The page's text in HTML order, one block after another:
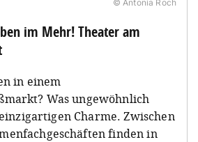
© Antonia Roch
im Mehr! Theater am
in einem
Was ungewöhnlich
Charme. Zwischen
finden in